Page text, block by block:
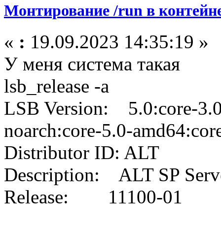
Монтирование /run в
« : 19.09.2023 14:35:19 »
У меня система такая
lsb_release -a
LSB Version: 5.0:core-
noarch:core-5.0-
Distributor ID: ALT
Description: ALT SP
Release: 11100-01